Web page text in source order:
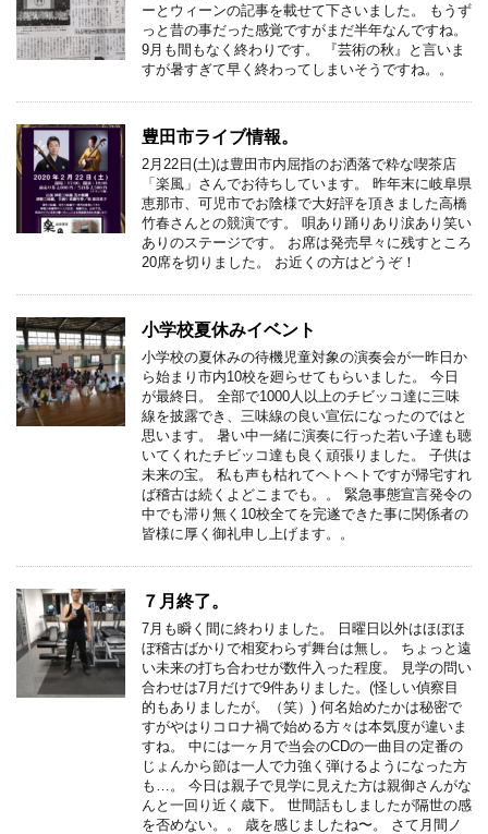
ーとウィーンの記事を載せて下さいました。 もうず
っと昔の事だった感覚ですがまだ半年なんですね。
9月も間もなく終わりです。 『芸術の秋』と言いま
すが暑すぎて早く終わってしまいそうですね。。
豊田市ライブ情報。
2月22日(土)は豊田市内屈指のお洒落で粋な喫茶店
「楽風」さんでお待ちしています。 昨年末に岐阜県
恵那市、可児市でお陰様で大好評を頂きました高橋
竹春さんとの競演です。 唄あり踊りあり涙あり笑い
ありのステージです。 お席は発売早々に残すところ
20席を切りました。 お近くの方はどうぞ！
小学校夏休みイベント
小学校の夏休みの待機児童対象の演奏会が一昨日か
ら始まり市内10校を廻らせてもらいました。 今日
が最終日。 全部で1000人以上のチビッコ達に三味
線を披露でき、三味線の良い宣伝になったのではと
思います。 暑い中一緒に演奏に行った若い子達も聴
いてくれたチビッコ達も良く頑張りました。 子供は
未来の宝。 私も声も枯れてヘトヘトですが帰宅すれ
ば稽古は続くよどこまでも。。 緊急事態宣言発令の
中でも滞り無く10校全てを完遂できた事に関係者の
皆様に厚く御礼申し上げます。。
７月終了。
7月も瞬く間に終わりました。 日曜日以外はほぼほ
ぼ稽古ばかりで相変わらず舞台は無し。 ちょっと遠
い未来の打ち合わせが数件入った程度。 見学の問い
合わせは7月だけで9件ありました。(怪しい偵察目
的もありましたが。（笑）) 何名始めたかは秘密で
すがやはりコロナ禍で始める方々は本気度が違いま
すね。 中には一ヶ月で当会のCDの一曲目の定番の
じょんから節は一人で力強く弾けるようになった方
も…。 今日は親子で見学に見えた方は親御さんがな
んと一回り近く歳下。 世間話もしましたが隔世の感
を否めない。。 歳を感じましたね〜。 さて月間ノ